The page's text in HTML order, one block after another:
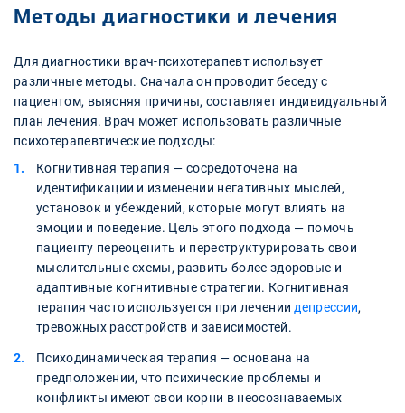
Методы диагностики и лечения
Для диагностики врач-психотерапевт использует
различные методы. Сначала он проводит беседу с
пациентом, выясняя причины, составляет индивидуальный
план лечения. Врач может использовать различные
психотерапевтические подходы:
Когнитивная терапия — сосредоточена на
идентификации и изменении негативных мыслей,
установок и убеждений, которые могут влиять на
эмоции и поведение. Цель этого подхода — помочь
пациенту переоценить и переструктурировать свои
мыслительные схемы, развить более здоровые и
адаптивные когнитивные стратегии. Когнитивная
терапия часто используется при лечениидепрессии,
тревожных расстройств и зависимостей.
Психодинамическая терапия — основана на
предположении, что психические проблемы и
конфликты имеют свои корни в неосознаваемых